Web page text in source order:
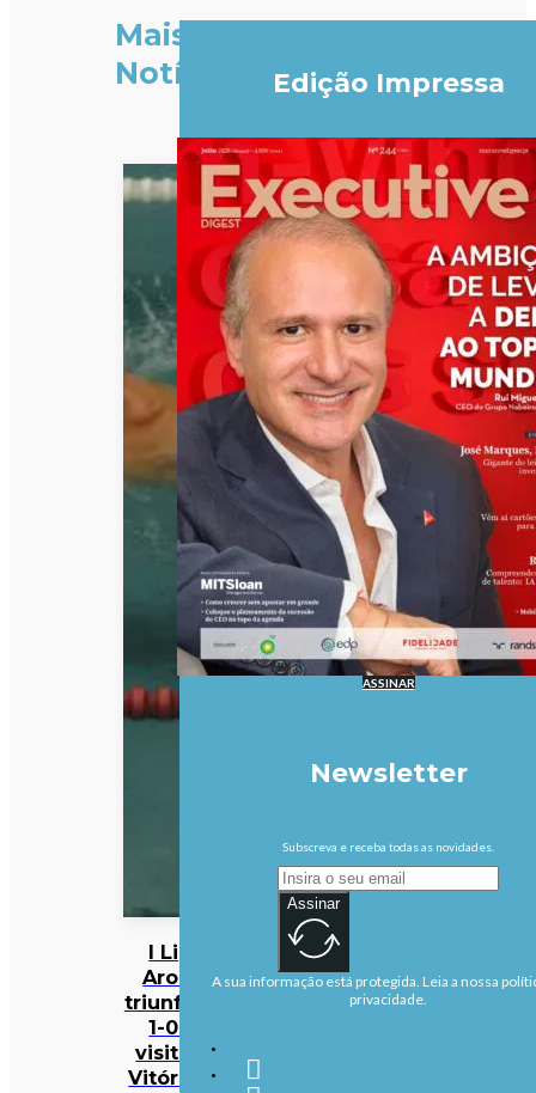
Mais
Notícias
I Liga:
Arouca
triunfa por
1-0 na
visita ao
Vitória de
Edição Impressa
ASSINAR
Newsletter
Subscreva e receba todas as novidades.
Assinar
A sua informação está protegida. Leia a nossa
privacidade.